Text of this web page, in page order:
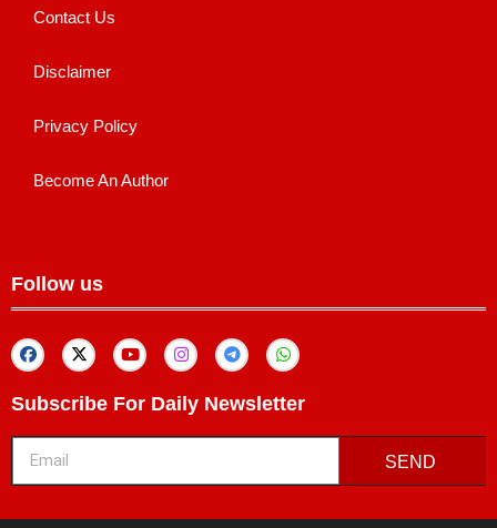
Contact Us
Disclaimer
Privacy Policy
Become An Author
Follow us
Subscribe For Daily Newsletter
SEND